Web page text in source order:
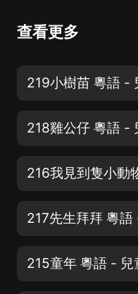
查看更多
219小樹苗 粵語 -
218雞公仔 粵語 -
216我見到隻小動
217先生拜拜 粵語
215童年 粵語 - 兒